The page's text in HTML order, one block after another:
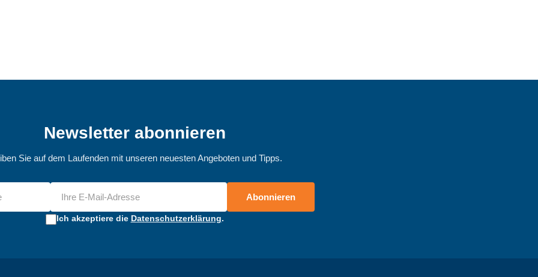
Newsletter abonnieren
Sie auf dem Laufenden mit unseren neuesten Angeboten und Tipps.
Abonnieren
Ich akzeptiere die Datenschutzerklärung.